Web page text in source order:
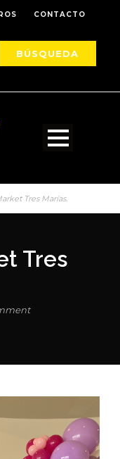
CONTACTO
Tres Marías.
Tres